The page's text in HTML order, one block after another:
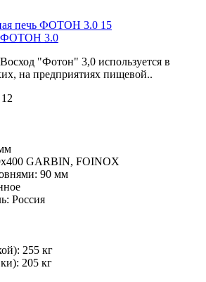
ФОТОН 3.0
"Фотон" 3,0 используется в
на предприятиях пищевой..
12
GARBIN, FOINOX
90 мм
Россия
255 кг
205 кг